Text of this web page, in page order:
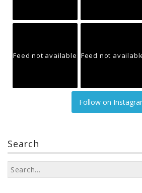
Feed not available Feed not
Follow on
Search